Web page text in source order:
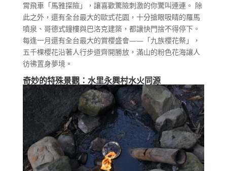
霄飛車「馬雅探險」，讓喜歡驚險刺激的你驚叫連連。 除
此之外，還有全台最大的歐式花園，十分搶眼吸睛的羅馬
噴泉、哥德式鐘樓與巴洛克建築，都讓快門捨不得停下。
每逢一月還有全台最大的賞櫻盛會——「九族櫻花祭」，
五千棵櫻花沿著人行步道齊開勝放，滿山的粉色花海讓人
彷彿置身夢境。
奇妙的特殊景觀：水里永興村水火同源